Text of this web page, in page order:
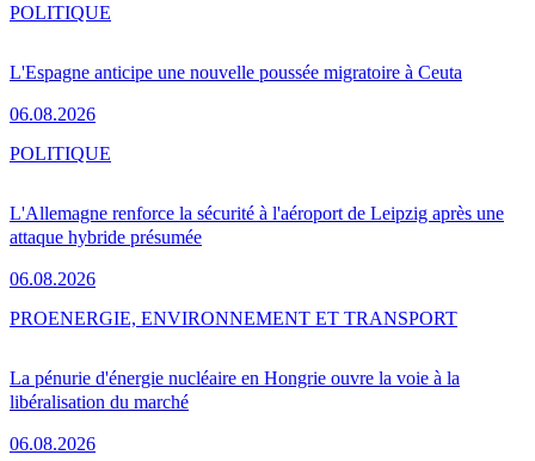
L'Espagne anticipe une nouvelle poussée migratoire à Ceuta
06.08.2026
POLITIQUE
L'Allemagne renforce la sécurité à l'aéroport de Leipzig après une
attaque hybride présumée
06.08.2026
POLITIQUE
La pénurie d'énergie nucléaire en Hongrie ouvre la voie à la
libéralisation du marché
06.08.2026
PROENERGIE, ENVIRONNEMENT ET TRANSPORT